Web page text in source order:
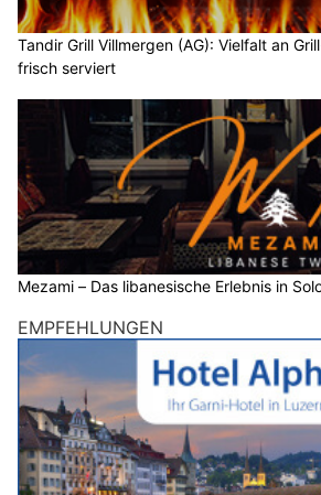
Tandir Grill Villmergen (AG): Vielfalt an
frisch serviert
Mezami – Das libanesische Erlebnis in
EMPFEHLUNGEN